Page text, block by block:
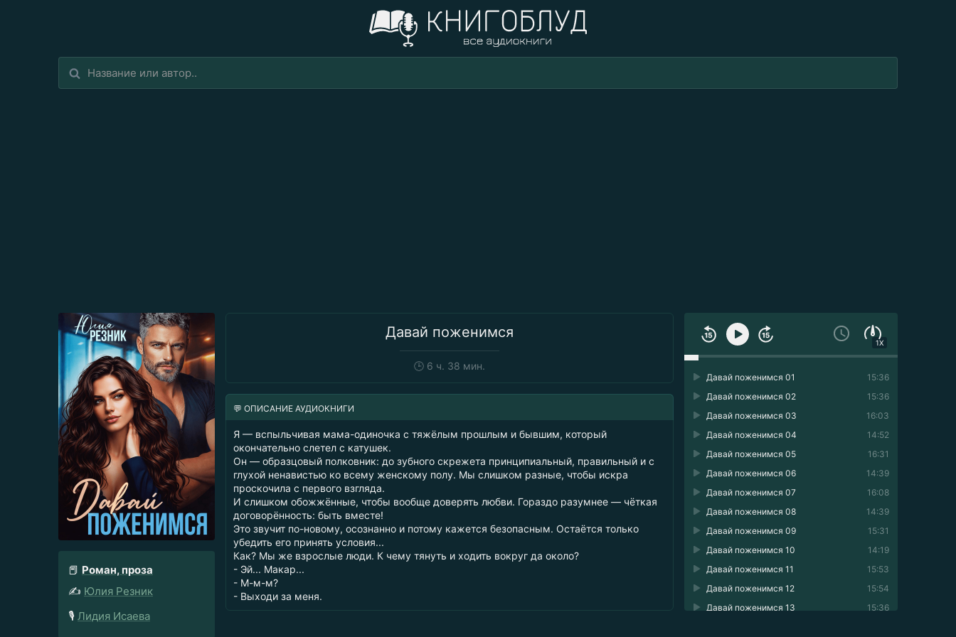
Давай поженимся
🕒 6 ч. 38 мин.
📕 Роман, проза
✍️ Юлия Резник
🎙️ Лидия Исаева
1X
15:36
Давай поженимся 01
15:36
Давай поженимся 02
16:03
Давай поженимся 03
14:52
Давай поженимся 04
16:31
Давай поженимся 05
14:39
Давай поженимся 06
16:08
Давай поженимся 07
14:39
Давай поженимся 08
15:31
Давай поженимся 09
14:19
Давай поженимся 10
15:53
Давай поженимся 11
15:54
Давай поженимся 12
15:36
Давай поженимся 13
💬 ОПИСАНИЕ АУДИОКНИГИ
Я — вспыльчивая мама-одиночка с тяжёлым прошлым и бывшим, который
окончательно слетел с катушек.
Он — образцовый полковник: до зубного скрежета принципиальный, правильный и с
глухой ненавистью ко всему женскому полу. Мы слишком разные, чтобы искра
проскочила с первого взгляда.
И слишком обожжённые, чтобы вообще доверять любви. Гораздо разумнее — чёткая
договорённость: быть вместе!
Это звучит по-новому, осознанно и потому кажется безопасным. Остаётся только
убедить его принять условия...
Как? Мы же взрослые люди. К чему тянуть и ходить вокруг да около?
- Эй... Макар...
- М-м-м?
- Выходи за меня.